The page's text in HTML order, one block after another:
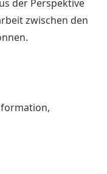
der Perspektive
zwischen den